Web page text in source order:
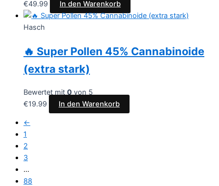
€49.99 In den Warenkorb
Hasch
🔥 Super Pollen 45% Cannabinoide
(extra stark)
Bewertet mit 0 von 5
€19.99 In den Warenkorb
←
1
2
3
…
88